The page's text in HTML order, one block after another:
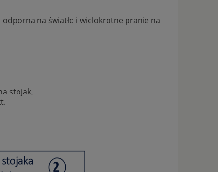
na światło i wielokrotne pranie na
stojak,